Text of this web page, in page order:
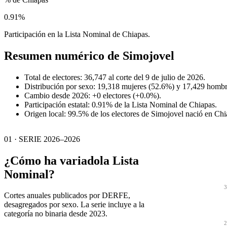
0.91%
Participación en la Lista Nominal de Chiapas.
Resumen numérico de Simojovel
Total de electores: 36,747 al corte del 9 de julio de 2026.
Distribución por sexo: 19,318 mujeres (52.6%) y 17,429
Cambio desde 2026: +0 electores (+0.0%).
Participación estatal: 0.91% de la Lista Nominal de Chiapas.
Origen local: 99.5% de los electores de Simojovel nació en
01 · SERIE 2026–2026
¿Cómo ha variadola Lista
Nominal?
Cortes anuales publicados por DERFE,
desagregados por sexo. La serie incluye a la
categoría no binaria desde 2023.